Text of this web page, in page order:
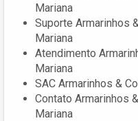
Mariana
Suporte Armarinhos
Mariana
Atendimento
Mariana
SAC Armarinhos &
Contato Armarinhos
Mariana